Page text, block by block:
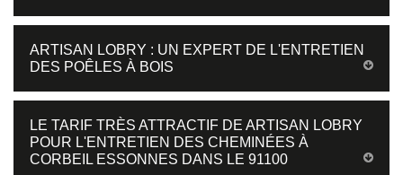
ARTISAN LOBRY : UN EXPERT DE L'ENTRETIEN
DES POÊLES À BOIS
LE TARIF TRÈS ATTRACTIF DE ARTISAN LOBRY
POUR L'ENTRETIEN DES CHEMINÉES À
CORBEIL ESSONNES DANS LE 91100